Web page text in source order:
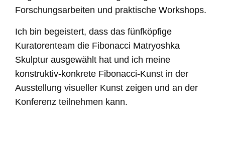
Forschungsarbeiten und praktische Workshops.
Ich bin begeistert, dass das fünfköpfige
Kuratorenteam die Fibonacci Matryoshka
Skulptur ausgewählt hat und ich meine
konstruktiv-konkrete Fibonacci-Kunst in der
Ausstellung visueller Kunst zeigen und an der
Konferenz teilnehmen kann.